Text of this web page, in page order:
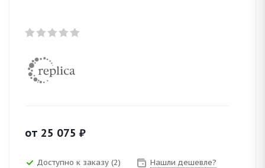
от 25 075 ₽
Доступно к заказу (2)
Нашли дешевле?